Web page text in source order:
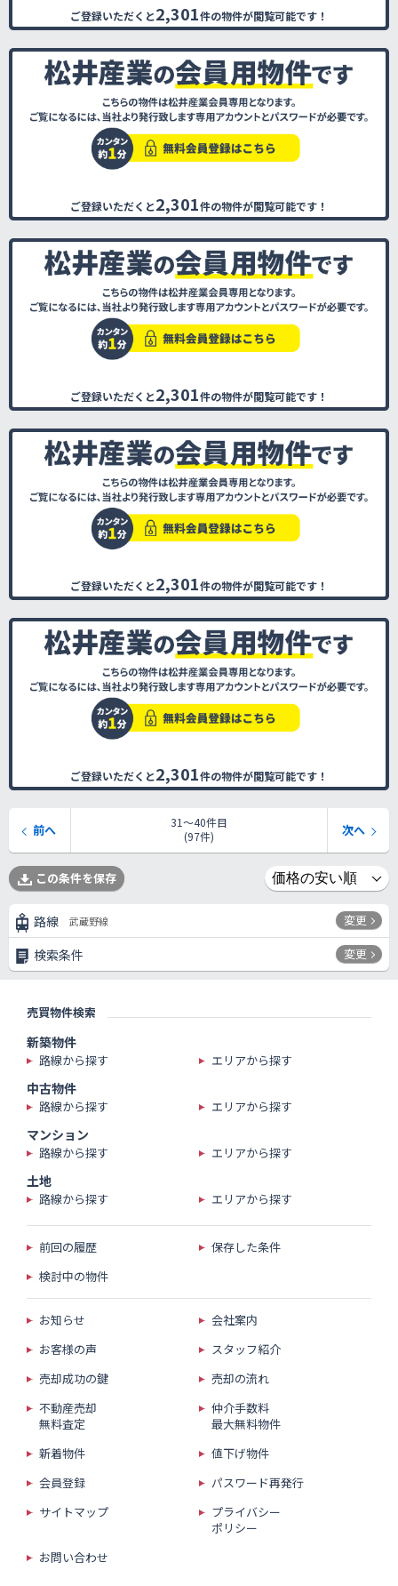
ご登録いただくと2,301件の物件が閲覧可能です！
ご登録いただくと2,301件の物件が閲覧可能です！
ご登録いただくと2,301件の物件が閲覧可能です！
ご登録いただくと2,301件の物件が閲覧可能です！
ご登録いただくと2,301件の物件が閲覧可能です！
31〜40件目
(97件)
前へ 次へ
この条件を保存
路線 武蔵野線 変更
検索条件 変更
売買物件検索
新築物件
路線から探す エリアから探す
中古物件
路線から探す エリアから探す
マンション
路線から探す エリアから探す
土地
路線から探す エリアから探す
前回の履歴
保存した条件
検討中の物件
お知らせ
会社案内
お客様の声
スタッフ紹介
売却成功の鍵
売却の流れ
不動産売却
無料査定
仲介手数料
最大無料物件
新着物件
値下げ物件
会員登録
パスワード再発行
サイトマップ
プライバシー
ポリシー
お問い合わせ